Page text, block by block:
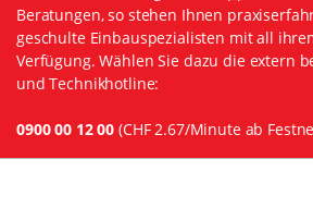
Beratungen, so stehen Ihnen
geschulte Einbauspezialisten mit all
Verfügung. Wählen Sie dazu die extern
und Technikhotline:
0900 00 12 00 (CHF 2.67/Minute ab